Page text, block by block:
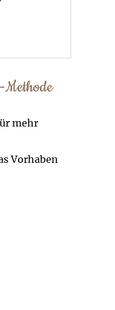
mehr
Vorhaben